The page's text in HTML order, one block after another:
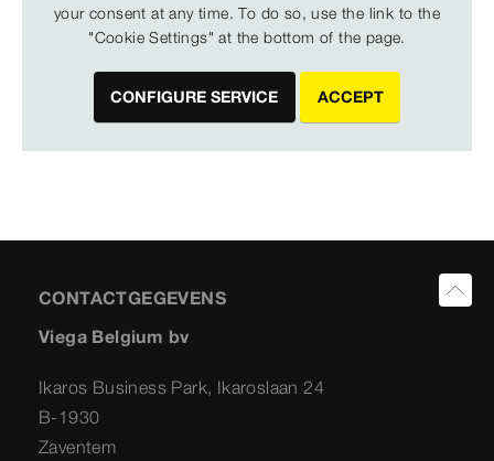
your consent at any time. To do so, use the link to the
"Cookie Settings" at the bottom of the page.
CONFIGURE SERVICE ACCEPT
CONTACTGEGEVENS
Viega Belgium bv
Ikaros Business Park, Ikaroslaan 24
B-1930
Zaventem